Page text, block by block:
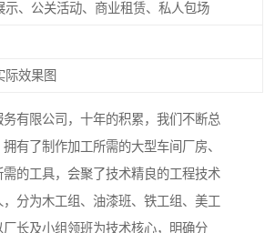
示、公关活动、商业租赁、私人包场
际效果图
务有限公司，十年的积累，我们不断总
有了制作加工所需的大型车间厂房、
需的工具，会聚了技术精良的工程技术
，分为木工组、油漆班、铁工组、美工
长及小组领班为技术核心，明确分